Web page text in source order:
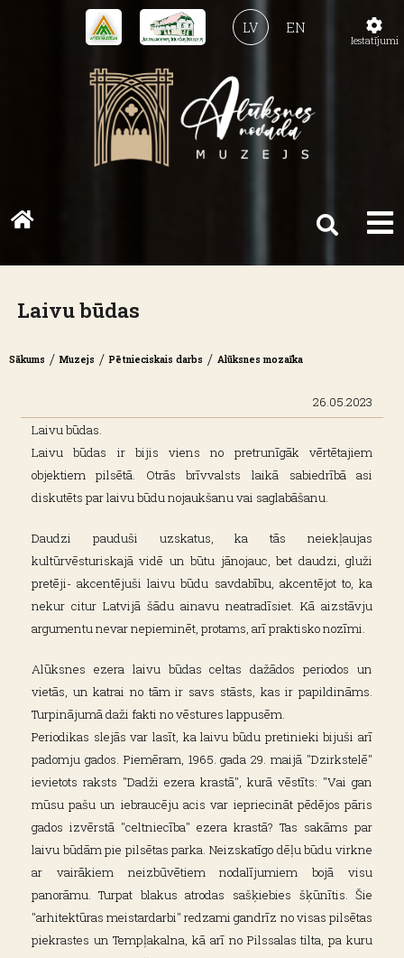
EN
LV
Laivu būdas
Sākums / Muzejs / Pētnieciskais darbs / Alūksnes mozaīka
26.05.2023
Laivu būdas.
Laivu būdas ir bijis viens no pretrunīgāk vērtētajiem
objektiem pilsētā. Otrās brīvvalsts laikā sabiedrībā asi
diskutēts par laivu būdu nojaukšanu vai saglabāšanu.
Daudzi pauduši uzskatus, ka tās neiekļaujas
kultūrvēsturiskajā vidē un būtu jānojauc, bet daudzi, gluži
pretēji- akcentējuši laivu būdu savdabību, akcentējot to, ka
nekur citur Latvijā šādu ainavu neatradīsiet. Kā aizstāvju
argumentu nevar nepieminēt, protams, arī praktisko nozīmi.
Alūksnes ezera laivu būdas celtas dažādos periodos un
vietās, un katrai no tām ir savs stāsts, kas ir papildināms.
Turpinājumā daži fakti no vēstures lappusēm.
Periodikas slejās var lasīt, ka laivu būdu pretinieki bijuši arī
padomju gados. Piemēram, 1965. gada 29. maijā "Dzirkstelē"
ievietots raksts "Dadži ezera krastā", kurā vēstīts: "Vai gan
mūsu pašu un iebraucēju acis var iepriecināt pēdējos pāris
gados izvērstā "celtniecība" ezera krastā? Tas sakāms par
laivu būdām pie pilsētas parka. Neizskatīgo dēļu būdu virkne
ar vairākiem neizbūvētiem nodalījumiem bojā visu
panorāmu. Turpat blakus atrodas sašķiebies šķūnītis. Šie
"arhitektūras meistardarbi" redzami gandrīz no visas pilsētas
piekrastes un Tempļakalna, kā arī no Pilssalas tilta, pa kuru
Iestatījumi